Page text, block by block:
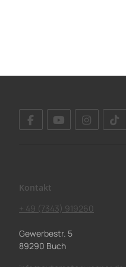
Kontakt
+ 49 (7343) 919260
Gewerbestr. 5
89290 Buch